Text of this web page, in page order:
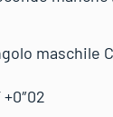
maschile